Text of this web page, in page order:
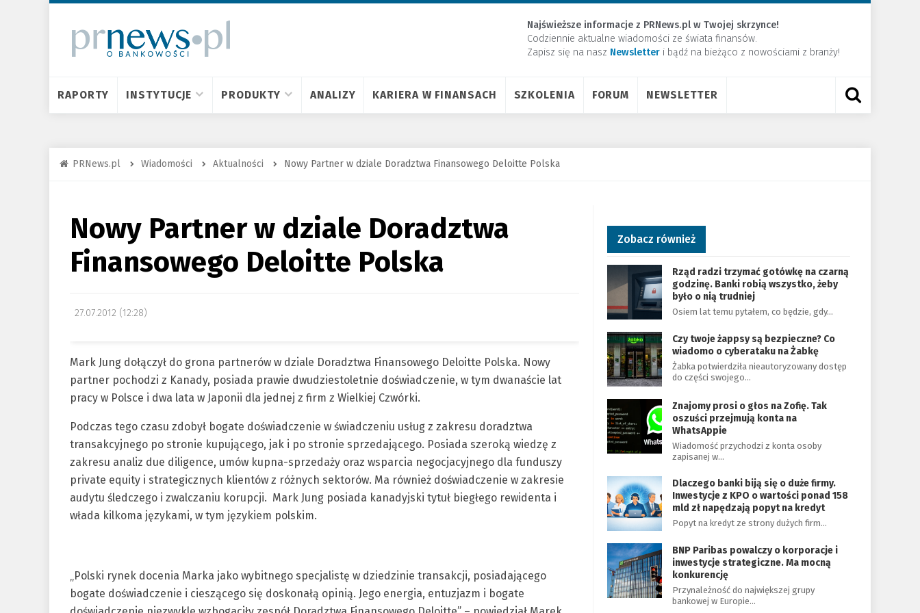
Najświeższe informacje z PRNews.pl w Twojej skrzynce!
Codziennie aktualne wiadomości ze świata finansów.
Zapisz się na nasz Newsletter ​i bądź na bieżąco z nowościami z branży!
RAPORTY INSTYTUCJE PRODUKTY ANALIZY KARIERA W FINANSACH SZKOLENIA FORUM NEWSLETTER
PRNews.pl Wiadomości Aktualności Nowy Partner w dziale Doradztwa Finansowego Deloitte Polska
Nowy Partner w dziale Doradztwa
Finansowego Deloitte Polska
27.07.2012 (12:28)
Mark Jung dołączył do grona partnerów w dziale Doradztwa Finansowego Deloitte Polska. Nowy
partner pochodzi z Kanady, posiada prawie dwudziestoletnie doświadczenie, w tym dwanaście lat
pracy w Polsce i dwa lata w Japonii dla jednej z firm z Wielkiej Czwórki.
Podczas tego czasu zdobył bogate doświadczenie w świadczeniu usług z zakresu doradztwa
transakcyjnego po stronie kupującego, jak i po stronie sprzedającego. Posiada szeroką wiedzę z
zakresu analiz due diligence, umów kupna-sprzedaży oraz wsparcia negocjacyjnego dla funduszy
private equity i strategicznych klientów z różnych sektorów. Ma również doświadczenie w zakresie
audytu śledczego i zwalczaniu korupcji. Mark Jung posiada kanadyjski tytuł biegłego rewidenta i
włada kilkoma językami, w tym językiem polskim.
„Polski rynek docenia Marka jako wybitnego specjalistę w dziedzinie transakcji, posiadającego
bogate doświadczenie i cieszącego się doskonałą opinią. Jego energia, entuzjazm i bogate
Zobacz również
Rząd radzi trzymać gotówkę na czarną
godzinę. Banki robią wszystko, żeby
było o nią trudniej
Osiem lat temu pytałem, co będzie, gdy…
Czy twoje żappsy są bezpieczne? Co
wiadomo o cyberataku na Żabkę
Żabka potwierdziła nieautoryzowany dostęp
do części swojego…
Znajomy prosi o głos na Zofię. Tak
oszuści przejmują konta na
WhatsAppie
Wiadomość przychodzi z konta osoby
zapisanej w…
Dlaczego banki biją się o duże firmy.
Inwestycje z KPO o wartości ponad 158
mld zł napędzają popyt na kredyt
Popyt na kredyt ze strony dużych firm…
BNP Paribas powalczy o korporacje i
inwestycje strategiczne. Ma mocną
konkurencję
Przynależność do największej grupy
bankowej w Europie…